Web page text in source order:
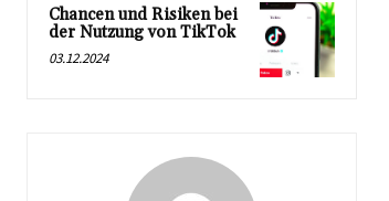
Chancen und Risiken bei
der Nutzung von TikTok
03.12.2024